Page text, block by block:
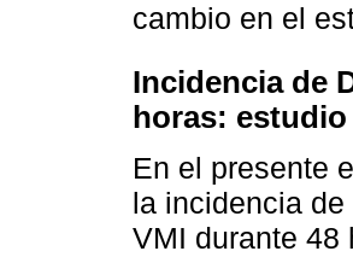
cambio en el
Incidencia de
horas:
En el presente
la incidencia
VMI durante 48